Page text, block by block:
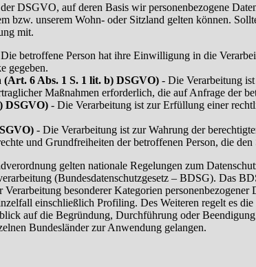
DSGVO, auf deren Basis wir personenbezogene
bzw. unserem Wohn- oder Sitzland gelten können.
mit.
betroffene Person hat ihre Einwilligung in die
gegeben.
6 Abs. 1 S. 1 lit. b) DSGVO) - Die Verarbeitung
Maßnahmen erforderlich, die auf Anfrage der
DSGVO) - Die Verarbeitung ist zur Erfüllung einer
- Die Verarbeitung ist zur Wahrung der
und Grundfreiheiten der betroffenen Person, die
gelten nationale Regelungen zum
(Bundesdatenschutzgesetz – BDSG). Das
besonderer Kategorien
einschließlich Profiling. Des Weiteren regelt es
auf die Begründung, Durchführung oder
Bundesländer zur Anwendung gelangen.